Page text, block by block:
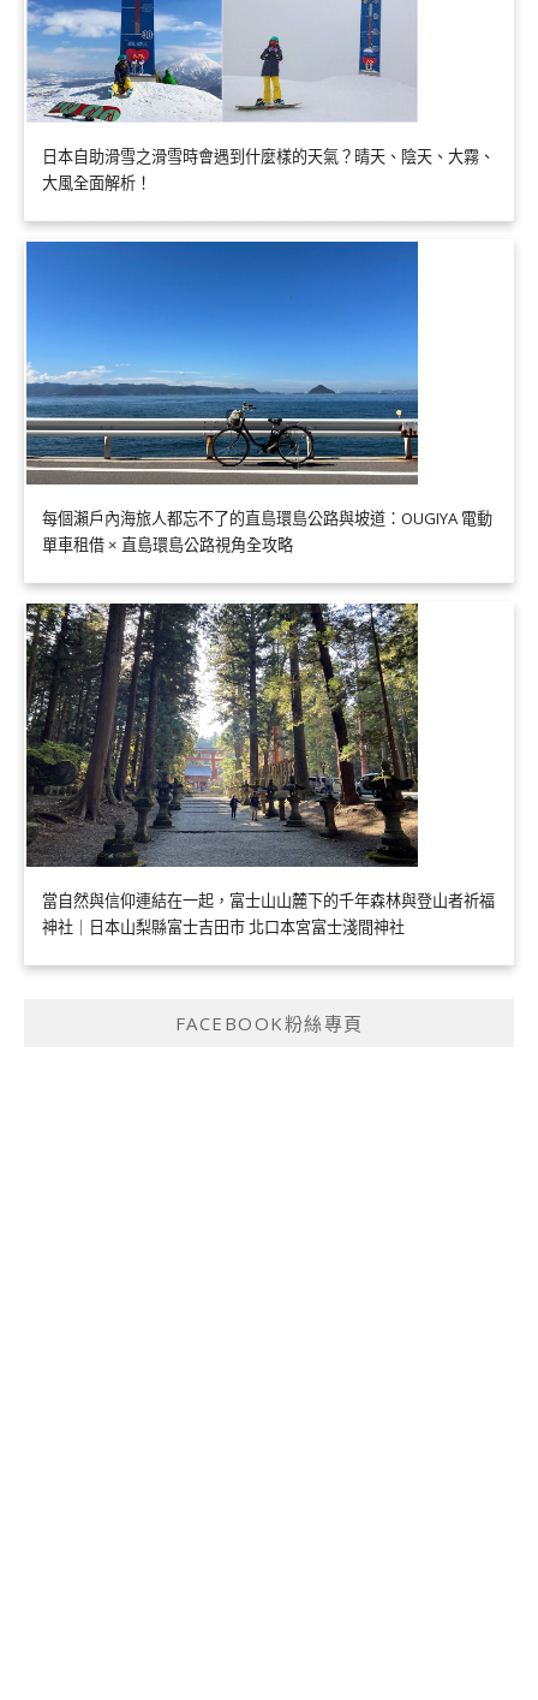
日本自助滑雪之滑雪時會遇到什麼樣的天氣？晴天、陰天、大霧、
大風全面解析！
每個瀨戶內海旅人都忘不了的直島環島公路與坡道：OUGIYA 電動
單車租借 × 直島環島公路視角全攻略
當自然與信仰連結在一起，富士山山麓下的千年森林與登山者祈福
神社｜日本山梨縣富士吉田市 北口本宮富士淺間神社
FACEBOOK粉絲專頁